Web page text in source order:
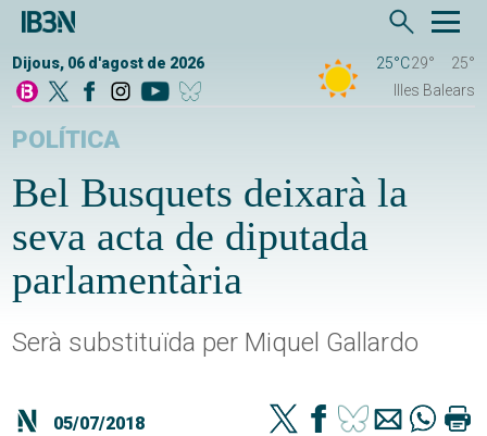
Dijous, 06 d'agost de 2026 25°C29°
25°
Illes Balears
POLÍTICA
Bel Busquets deixarà la
seva acta de diputada
parlamentària
Serà substituïda per Miquel Gallardo
05/07/2018